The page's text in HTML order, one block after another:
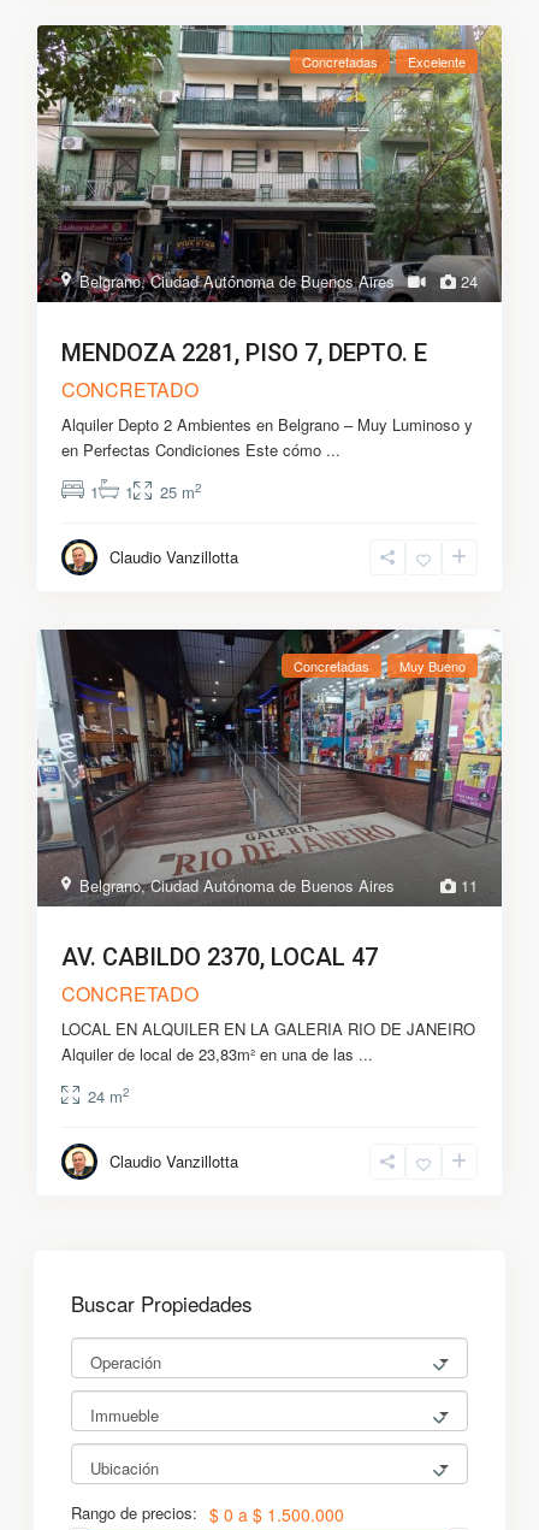
24
Belgrano,Ciudad Autónoma de Buenos Aires
Concretadas Excelente
MENDOZA 2281, PISO 7, DEPTO. E
CONCRETADO
Alquiler Depto 2 Ambientes en Belgrano – Muy Luminoso y
en Perfectas Condiciones Este cómo ...
1
1 25 m2
Claudio Vanzillotta
11
Belgrano,Ciudad Autónoma de Buenos Aires
Concretadas Muy Bueno
AV. CABILDO 2370, LOCAL 47
CONCRETADO
LOCAL EN ALQUILER EN LA GALERIA RIO DE JANEIRO
Alquiler de local de 23,83m² en una de las ...
24 m2
Claudio Vanzillotta
Buscar Propiedades
Operación
Immueble
Ubicación
Rango de precios: $ 0 a $ 1.500.000